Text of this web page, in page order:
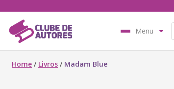
Menu
Home / Livros / Madam Blue